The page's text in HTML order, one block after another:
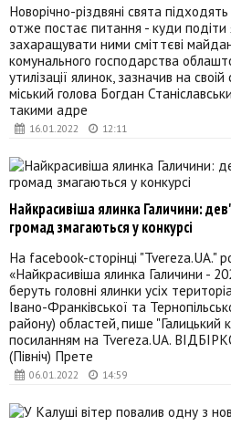
16.01.2022 12:11
Новорічно-різдвяні свята
отже постає питання - куди
захаращувати ними сміттєві
комунального господарства
утилізації ялинок, зазначив на
міський голова Богдан
такими адре
06.01.2022 14:59
Найкрасивіша ялинка Галичини:
громад змагаються у конкурсі
На facebook-сторінці "Tvereza.UA."
«Найкрасивіша ялинка Галичини -
беруть головні ялинки усіх
Івано-Франківської та
району) областей, пише "Галицький
посиланням на Tvereza.UA.
(Північ) Прете